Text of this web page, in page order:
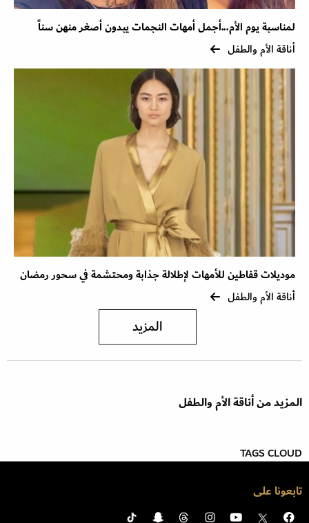
لمناسبة يوم الأم...أجمل أمهات النجمات يبدون أصغر منهن سناً
أناقة الأم والطفل
موديلات قفاطين للأمهات لإطلالة جذابة ومحتشمة في سحور رمضان
أناقة الأم والطفل
المزيد
المزيد من أناقة الأم والطفل
TAGS CLOUD
تابعونا على